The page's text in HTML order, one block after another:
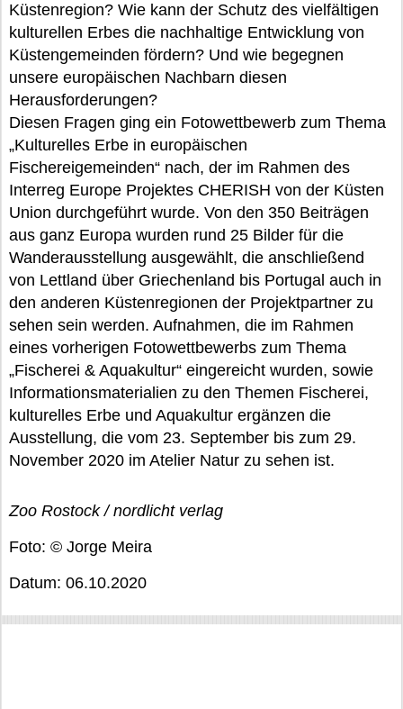
Küstenregion? Wie kann der Schutz des vielfältigen
kulturellen Erbes die nachhaltige Entwicklung von
Küstengemeinden fördern? Und wie begegnen
unsere europäischen Nachbarn diesen
Herausforderungen?
Diesen Fragen ging ein Fotowettbewerb zum Thema
„Kulturelles Erbe in europäischen
Fischereigemeinden“ nach, der im Rahmen des
Interreg Europe Projektes CHERISH von der Küsten
Union durchgeführt wurde. Von den 350 Beiträgen
aus ganz Europa wurden rund 25 Bilder für die
Wanderausstellung ausgewählt, die anschließend
von Lettland über Griechenland bis Portugal auch in
den anderen Küstenregionen der Projektpartner zu
sehen sein werden. Aufnahmen, die im Rahmen
eines vorherigen Fotowettbewerbs zum Thema
„Fischerei & Aquakultur“ eingereicht wurden, sowie
Informationsmaterialien zu den Themen Fischerei,
kulturelles Erbe und Aquakultur ergänzen die
Ausstellung, die vom 23. September bis zum 29.
November 2020 im Atelier Natur zu sehen ist.
Zoo Rostock / nordlicht verlag
Foto: © Jorge Meira
Datum: 06.10.2020